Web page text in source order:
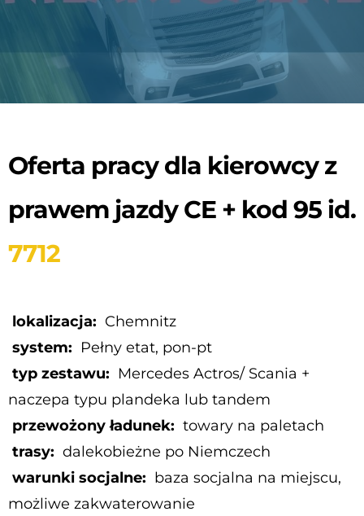
Oferta pracy dla kierowcy z
prawem jazdy CE + kod 95 id.
7712
lokalizacja: Chemnitz
system: Pełny etat, pon-pt
typ zestawu: Mercedes Actros/ Scania +
naczepa typu plandeka lub tandem
przewożony ładunek: towary na paletach
trasy: dalekobieżne po Niemczech
warunki socjalne: baza socjalna na miejscu,
możliwe zakwaterowanie